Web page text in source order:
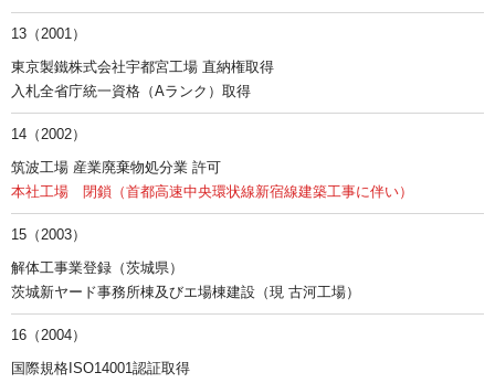
13（2001）
東京製鐵株式会社宇都宮工場 直納権取得
入札全省庁統一資格（Aランク）取得
14（2002）
筑波工場 産業廃棄物処分業 許可
本社工場 閉鎖（首都高速中央環状線新宿線建築工事に伴い）
15（2003）
解体工事業登録（茨城県）
茨城新ヤード事務所棟及びエ場棟建設（現 古河工場）
16（2004）
国際規格ISO14001認証取得